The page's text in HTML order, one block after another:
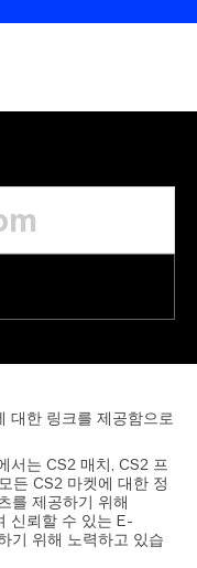
대한 링크를 제공함으로
는 CS2 매치, CS2 프
든 CS2 마켓에 대한 정
를 제공하기 위해
신뢰할 수 있는 E-
기 위해 노력하고 있습